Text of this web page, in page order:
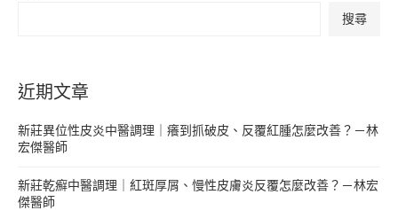
搜尋
近期文章
新莊異位性皮炎中醫調理｜癢到抓破皮、反覆紅腫怎麼改善？－林
宏傑醫師
新莊乾癬中醫調理｜紅斑厚屑、慢性皮膚炎反覆怎麼改善？－林宏
傑醫師